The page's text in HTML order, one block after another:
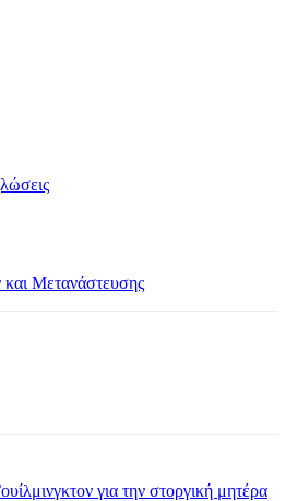
Μετανάστευσης
για την στοργική μητέρα